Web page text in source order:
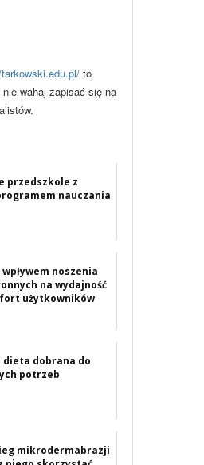
to
wahaj zapisać się na
przedszkole z
nauczania
noszenia
na wydajność
użytkowników
dieta dobrana do
potrzeb
mikrodermabrazji